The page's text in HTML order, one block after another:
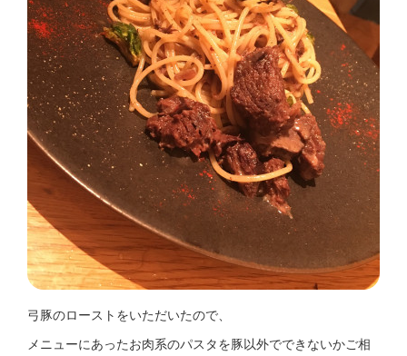
弓豚のローストをいただいたので、
メニューにあったお肉系のパスタを豚以外でできないかご相